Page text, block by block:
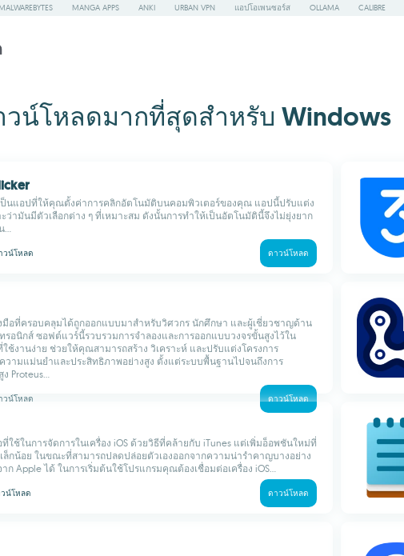
MANGA APPS ANKI URBAN VPN แอปโอเพนซอร์ส OLLAMA CALIBRE
น์โหลดมากที่สุดสำหรับ Windows
เป็นแอปที่ให้คุณตั้งค่าการคลิกอัตโนมัติบนคอมพิวเตอร์ของคุณ แอปนี้ปรับแต่ง
ะว่ามันมีตัวเลือกต่าง ๆ ที่เหมาะสม ดังนั้นการทำให้เป็นอัตโนมัตินี้จึงไม่ยุ่งยาก
...
วน์โหลด ดาวน์โหลด
งมือที่ครอบคลุมได้ถูกออกแบบมาสำหรับวิศวกร นักศึกษา และผู้เชี่ยวชาญด้าน
รอนิกส์ ซอฟต์แวร์นี้รวบรวมการจำลองและการออกแบบวงจรขั้นสูงไว้ใน
ช้งานง่าย ช่วยให้คุณสามารถสร้าง วิเคราะห์ และปรับแต่งโครงการ
วามแม่นยำและประสิทธิภาพอย่างสูง ตั้งแต่ระบบพื้นฐานไปจนถึงการ
Proteus...
วน์โหลด ดาวน์โหลด
ที่ใช้ในการจัดการในเครื่อง iOS ด้วยวิธีที่คล้ายกับ iTunes แต่เพิ่มอ็อพชันใหม่ที่
ล็กน้อย ในขณะที่สามารถปลดปล่อยตัวเองออกจากความน่ารำคาญบางอย่าง
ก Apple ได้ ในการเริ่มต้นใช้โปรแกรมคุณต้องเชื่อมต่อเครื่อง iOS...
น์โหลด ดาวน์โหลด